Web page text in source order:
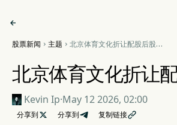

股票新闻  主题  北京体育文化折让配股后股价
北京体育文化折让
Kevin Ip·May 12 2026, 02:00
分享到  分享到 复制链接